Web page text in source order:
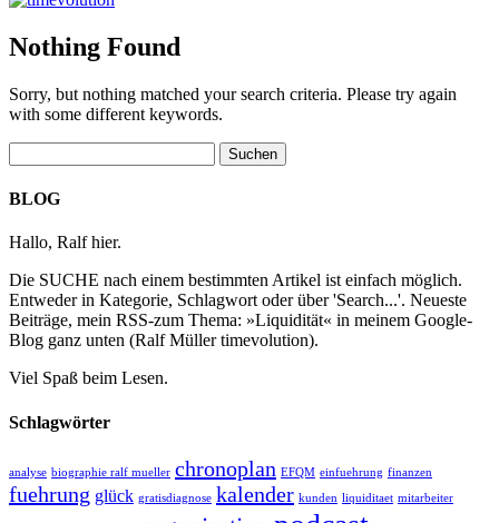
Nothing Found
Sorry, but nothing matched your search criteria. Please try again
with some different keywords.
nach:
BLOG
Hallo, Ralf hier.
Die SUCHE nach einem bestimmten Artikel ist einfach möglich.
Entweder in Kategorie, Schlagwort oder über 'Search...'. Neueste
Beiträge, mein RSS-zum Thema: »Liquidität« in meinem Google-
Blog ganz unten (Ralf Müller timevolution).
Viel Spaß beim Lesen.
Schlagwörter
analyse biographie ralf mueller chronoplan EFQM einfuehrung finanzen
fuehrung glück gratisdiagnose kalender kunden liquiditaet mitarbeiter